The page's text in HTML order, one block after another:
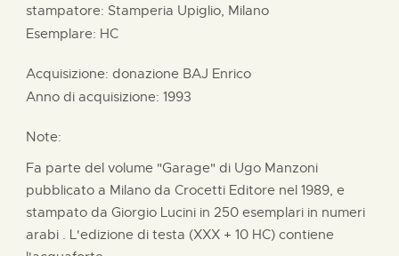
stampatore: Stamperia Upiglio, Milano
Esemplare: HC
Acquisizione: donazione BAJ Enrico
Anno di acquisizione: 1993
Note:
Fa parte del volume "Garage" di Ugo Manzoni
pubblicato a Milano da Crocetti Editore nel 1989, e
stampato da Giorgio Lucini in 250 esemplari in numeri
arabi . L'edizione di testa (XXX + 10 HC) contiene